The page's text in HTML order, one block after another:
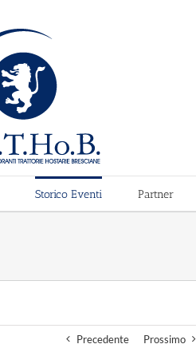
Storico Eventi Partner
Precedente Prossimo